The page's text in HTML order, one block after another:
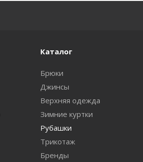
Каталог
Брюки
Джинсы
Верхняя одежда
Зимние куртки
Рубашки
Трикотаж
Бренды